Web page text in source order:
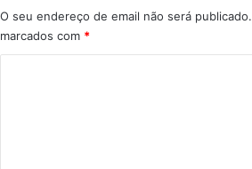
O seu endereço de email não será publicado.
marcados com *